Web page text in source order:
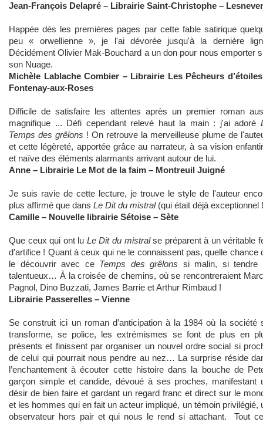
Jean-François Delapré – Librairie Saint-Christophe –
Happée dés les premières pages par cette fable satirique
peu « orwellienne », je l'ai dévorée jusqu'à la dernière
Décidément Olivier Mak-Bouchard a un don pour nous emporter
son Nuage.
Michèle Lablache Combier – Librairie Les Pêcheurs
Fontenay-aux-Roses
Difficile de satisfaire les attentes après un premier roman
magnifique ... Défi cependant relevé haut la main : j'ai adoré
Temps des grêlons ! On retrouve la merveilleuse plume de
et cette légèreté, apportée grâce au narrateur, à sa vision
et naïve des éléments alarmants arrivant autour de lui.
Anne – Librairie Le Mot de la faim – Montreuil Juigné
Je suis ravie de cette lecture, je trouve le style de l'auteur
plus affirmé que dans Le Dit du mistral(qui était déjà exceptionnel
Camille – Nouvelle librairie Sétoise – Sète
Que ceux qui ont lu Le Dit du mistralse préparent à un véritable
d’artifice ! Quant à ceux qui ne le connaissent pas, quelle chance
le découvrir avec ce Temps des grêlons si malin, si tendre
talentueux… À la croisée de chemins, où se rencontreraient
Pagnol, Dino Buzzati, James Barrie et Arthur Rimbaud !
Librairie Passerelles – Vienne
Se construit ici un roman d’anticipation à la 1984 où la société
transforme, se police, les extrémismes se font de plus en
présents et finissent par organiser un nouvel ordre social si
de celui qui pourrait nous pendre au nez… La surprise réside
l’enchantement à écouter cette histoire dans la bouche de
garçon simple et candide, dévoué à ses proches, manifestant
désir de bien faire et gardant un regard franc et direct sur le
et les hommes qui en fait un acteur impliqué, un témoin privilégié,
observateur hors pair et qui nous le rend si attachant. Tout